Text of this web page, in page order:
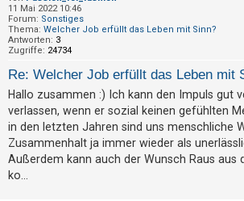
R
e
i
s
t
r
i
e
11 Mai 2022 10:46
Forum: Sonstiges
Thema: Welcher Job erfüllt das Leben mit Sinn?
Antworten: 3
Zugriffe: 24734
Re: Welcher Job erfüllt das Leben mit
Hallo zusammen :) Ich kann den Impuls gut
verlassen, wenn er sozial keinen gefühlten
in den letzten Jahren sind uns menschliche
Zusammenhalt ja immer wieder als
Außerdem kann auch der Wunsch Raus aus
ko...